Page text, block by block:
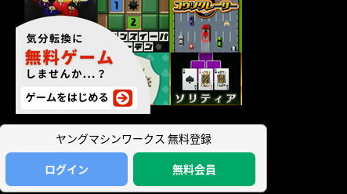
ヤングマシンワークス 無料登録
ログイン
無料会員